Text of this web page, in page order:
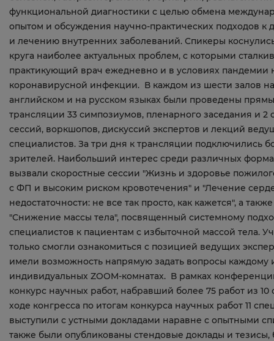
функциональной диагностики с целью обмена
опытом и обсуждения научно-практических подходов к
и лечению внутренних заболеваний. Спикеры
круга наиболее актуальных проблем, с которыми
практикующий врач ежедневно и в условиях пандемии
коронавирусной инфекции. В каждом из шести залов на
английском и на русском языках были проведены
трансляции 33 симпозиумов, пленарного заседания и 2
сессий, воркшопов, дискуссий экспертов и лекций
специалистов. За три дня к трансляции подключились
зрителей. Наибольший интерес среди различных
вызвали скоростные сессии "Жизнь и здоровье
с ФП и высоким риском кровотечения" и "Лечение
недостаточности: не все так просто, как кажется", а
"Снижение массы тела", посвященный системному
специалистов к пациентам с избыточной массой тела.
только смогли ознакомиться с позицией ведущих
имели возможность напрямую задать вопросы каждому
индивидуальных ZOOM-комнатах. В рамках
конкурс научных работ, набравший более 75 работ из 10
ходе конгресса по итогам конкурса научных работ 11
выступили с устными докладами наравне с опытными
также были опубликованы стендовые доклады и тезисы,